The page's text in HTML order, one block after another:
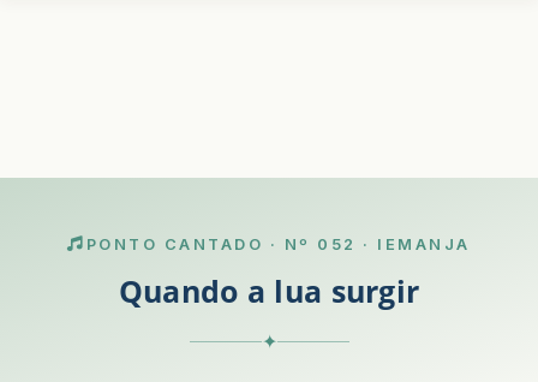
PONTO CANTADO · Nº 052 · IEMANJA
Quando a lua surgir
✦